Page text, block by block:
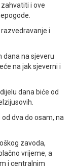
i ove
i
dana na sjeveru
na jak sjeverni i
dana biće od
dva do osam, na
zavoda,
vrijeme, a
i centralnim